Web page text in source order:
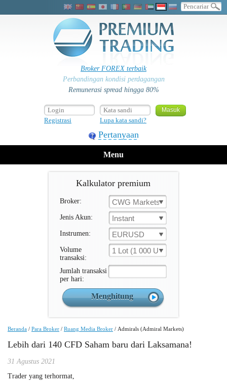
Broker FOREX terbaik
Perbandingan kondisi perdagangan
Remunerasi spread hingga 80%
Registrasi Lupa kata sandi?
Pertanyaan
Menu
Kalkulator premium
Broker: CWG Markets
Jenis Akun: Instant
Instrumen: EURUSD
Volume
transaksi:
1 Lot (1 000 Unit )
Jumlah transaksi
per hari:
Beranda / Para Broker / Ruang Media Broker / Admirals (Admiral Markets)
Lebih dari 140 CFD Saham baru dari Laksamana!
31 Agustus 2021
Trader yang terhormat,